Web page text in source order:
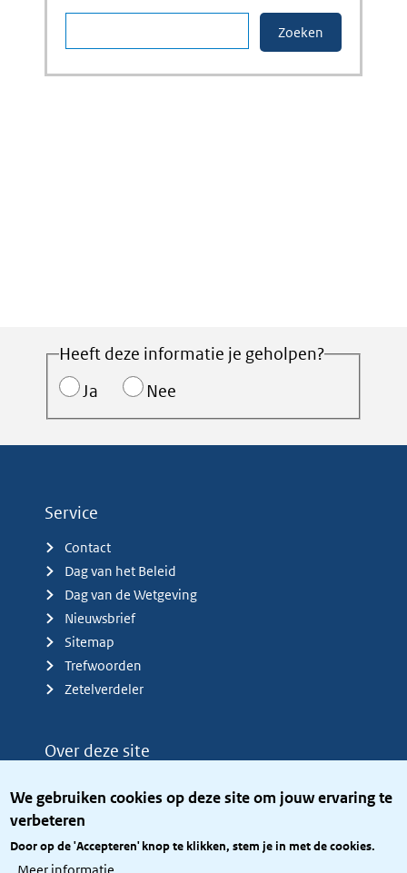
We gebruiken cookies op deze site om jouw ervaring te
verbeteren
Door op de 'Accepteren' knop te klikken, stem je in met de cookies.
Heeft deze informatie je geholpen?
Ja
Nee
Service
Contact
Dag van het Beleid
Dag van de Wetgeving
Nieuwsbrief
Sitemap
Trefwoorden
Zetelverdeler
Over deze site
Privacy
Toegang site openbaar